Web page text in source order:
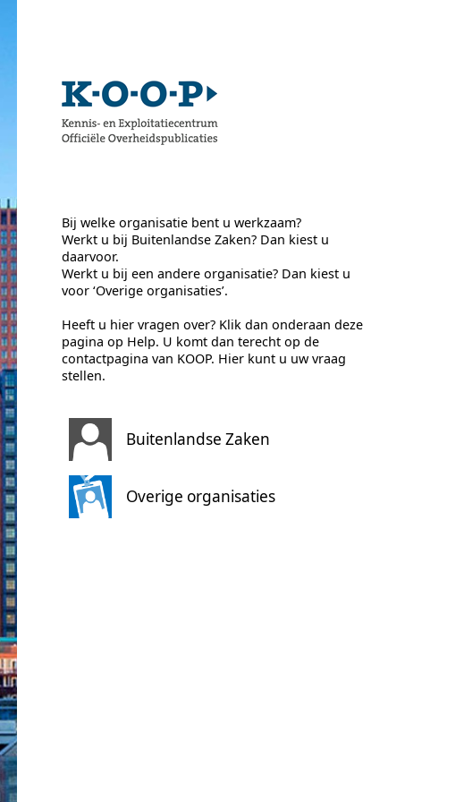
Bij welke organisatie bent u werkzaam?
Werkt u bij Buitenlandse Zaken? Dan kiest u
daarvoor.
Werkt u bij een andere organisatie? Dan kiest u
voor ‘Overige organisaties’.
Heeft u hier vragen over? Klik dan onderaan deze
pagina op Help. U komt dan terecht op de
contactpagina van KOOP. Hier kunt u uw vraag
stellen.
Buitenlandse Zaken
Overige organisaties